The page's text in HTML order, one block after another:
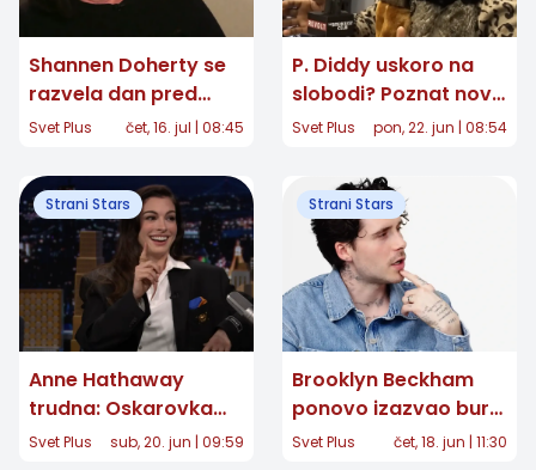
Shannen Doherty se
razvela dan pred
smrt, bivši suprug
Svet Plus čet, 16. jul | 08:45
P. Diddy uskoro na
slobodi? Poznat novi
datum izlaska iz
Svet Plus pon, 22. jun | 08:54
Strani Stars
Anne Hathaway
trudna: Oskarovka
čeka treće dete,
Svet Plus sub, 20. jun | 09:59
Strani Stars
Brooklyn Beckham
ponovo izazvao buru:
Potez koji je
Svet Plus čet, 18. jun | 11:30